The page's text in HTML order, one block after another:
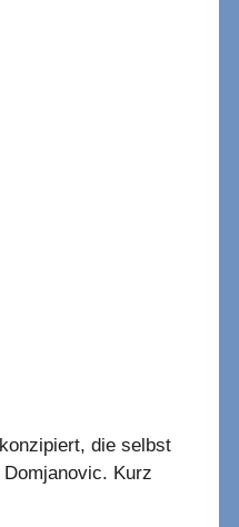
die selbst
Kurz